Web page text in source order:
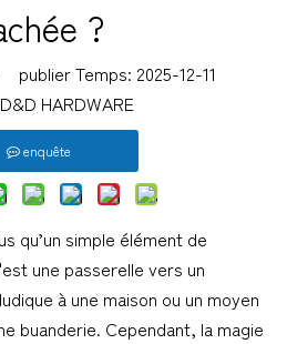
?
publier Temps: 2025-12-11
D&D HARDWARE
enquête
qu’un simple élément de
une passerelle vers un
à une maison ou un moyen
buanderie. Cependant, la magie